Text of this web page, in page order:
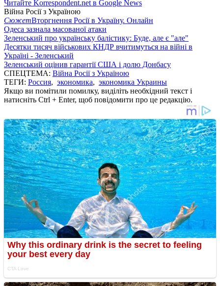
Читайте Korrespondent.net в Google News
Війна Росії з Україною
СюжетВторгнення Росії в Україну. Онлайн
Одеса зазнала масованої атаки
Зеленський про українську балістику: Буде, але є "але"
Десятки тисяч військових КНДР вчитимуться на війні в
Україні - Зеленський
Зеленський оцінив гарантії США і долю Донбасу
СПЕЦТЕМА: Війна Росії з Україною
ТЕГИ: Россия, экономика, экономика Украины
Якщо ви помітили помилку, виділіть необхідний текст і
натисніть Ctrl + Enter, щоб повідомити про це редакцію.